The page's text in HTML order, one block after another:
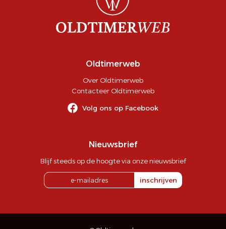
Oldtimerweb
Over Oldtimerweb
Contacteer Oldtimerweb
Volg ons op Facebook
Nieuwsbrief
Blijf steeds op de hoogte via onze nieuwsbrief
inschrijven